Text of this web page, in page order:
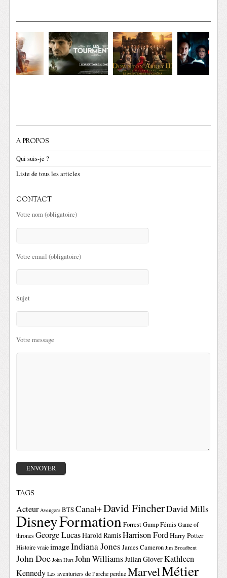
A PROPOS
Qui suis-je ?
Liste de tous les articles
CONTACT
Votre nom (obligatoire)
Votre email (obligatoire)
Sujet
Votre message
TAGS
Acteur Avengers BTSCanal+David FincherDavid Mills
DisneyFormationForrest GumpFémis Game of
thrones George LucasHarold RamisHarrison FordHarry Potter
Histoire vraie imageIndiana Jones James Cameron Jim Broadbent
John Doe John Hurt John WilliamsJulian GloverKathleen
Kennedy Les aventuriers de l’arche perdue MarvelMétier